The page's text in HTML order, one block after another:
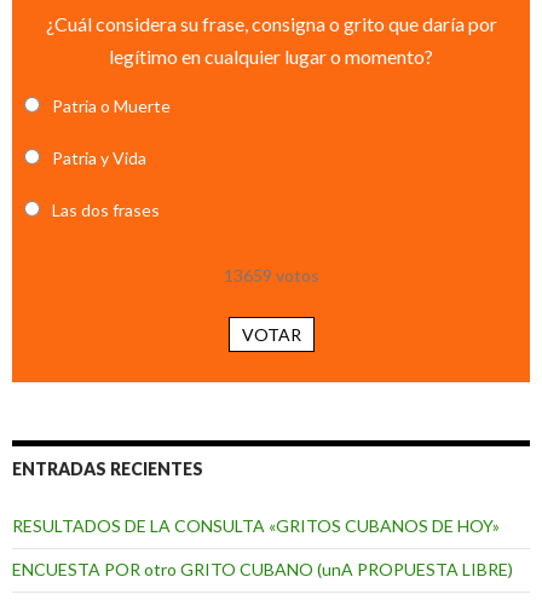
¿Cuál considera su frase, consigna o grito que daría por
legítimo en cualquier lugar o momento?
Patria o Muerte
Patria y Vida
Las dos frases
13659 votos
VOTAR
ENTRADAS RECIENTES
RESULTADOS DE LA CONSULTA «GRITOS CUBANOS DE HOY»
ENCUESTA POR otro GRITO CUBANO (unA PROPUESTA LIBRE)